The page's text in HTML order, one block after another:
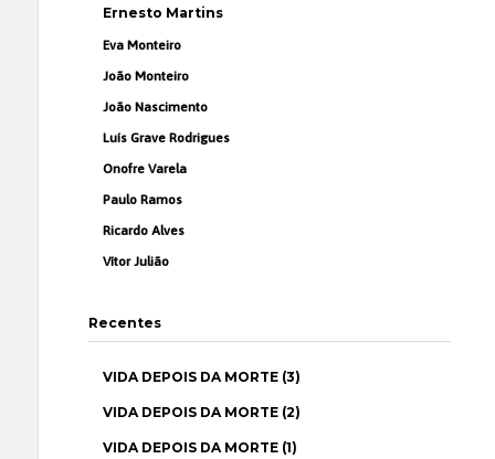
Ernesto Martins
Eva Monteiro
João Monteiro
João Nascimento
Luís Grave Rodrigues
Onofre Varela
Paulo Ramos
Ricardo Alves
Vítor Julião
Recentes
VIDA DEPOIS DA MORTE (3)
VIDA DEPOIS DA MORTE (2)
VIDA DEPOIS DA MORTE (1)